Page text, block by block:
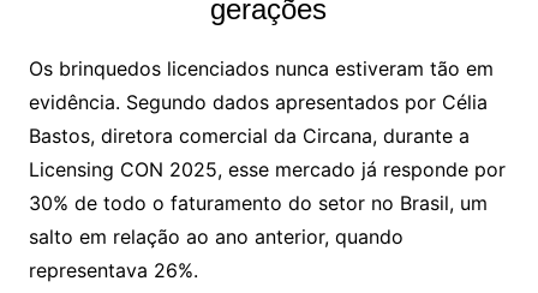
gerações
Os brinquedos licenciados nunca estiveram tão em
evidência. Segundo dados apresentados por Célia
Bastos, diretora comercial da Circana, durante a
Licensing CON 2025, esse mercado já responde por
30% de todo o faturamento do setor no Brasil, um
salto em relação ao ano anterior, quando
representava 26%.